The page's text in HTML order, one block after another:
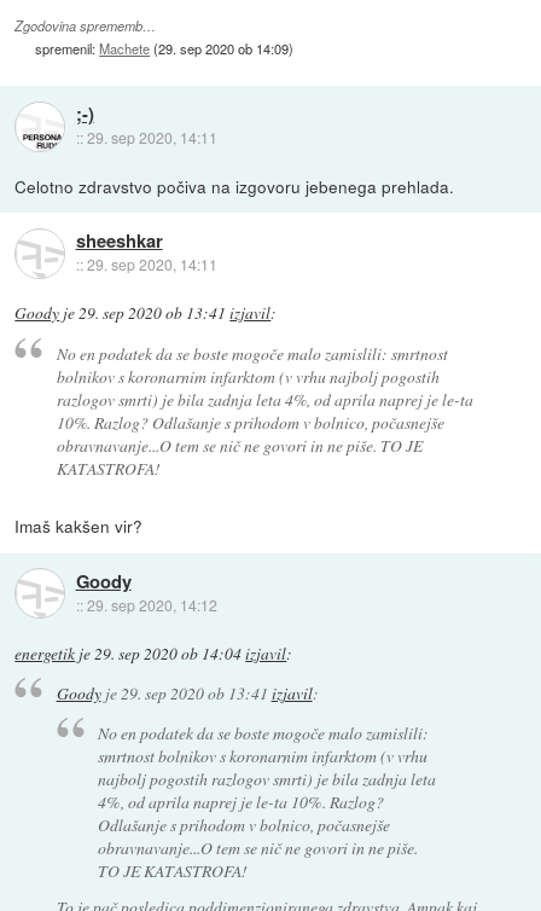
Zgodovina sprememb…
spremenil:Machete(29. sep 2020 ob 14:09)
;-)
::29. sep 2020, 14:11
Celotno zdravstvo počiva na izgovoru jebenega prehlada.
sheeshkar
::29. sep 2020, 14:11
Goody je29. sep 2020 ob 13:41 izjavil:
No en podatek da se boste mogoče malo zamislili: smrtnost
bolnikov s koronarnim infarktom (v vrhu najbolj pogostih
razlogov smrti) je bila zadnja leta 4%, od aprila naprej je le-ta
10%. Razlog? Odlašanje s prihodom v bolnico, počasnejše
obravnavanje...O tem se nič ne govori in ne piše. TO JE
KATASTROFA!
Imaš kakšen vir?
Goody
::29. sep 2020, 14:12
energetik je 29. sep 2020 ob 14:04izjavil:
Goodyje29. sep 2020 ob 13:41 izjavil:
No en podatek da se boste mogoče malo zamislili:
smrtnost bolnikov s koronarnim infarktom (v vrhu
najbolj pogostih razlogov smrti) je bila zadnja leta
4%, od aprila naprej je le-ta 10%. Razlog?
Odlašanje s prihodom v bolnico, počasnejše
obravnavanje...O tem se nič ne govori in ne piše.
TO JE KATASTROFA!